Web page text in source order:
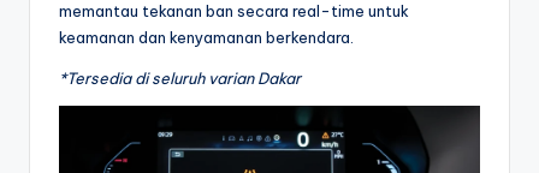
memantau tekanan ban secara real-time untuk
keamanan dan kenyamanan berkendara.
*Tersedia di seluruh varian Dakar